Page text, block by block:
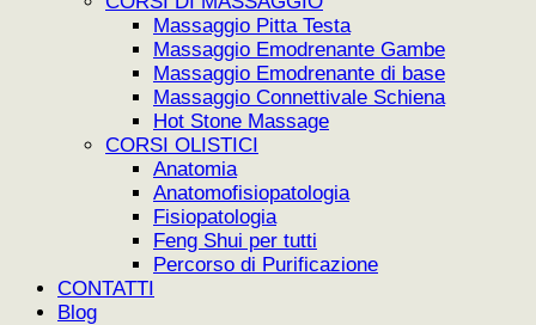
Massaggio Pitta Testa
Massaggio Emodrenante Gambe
Massaggio Emodrenante di base
Massaggio Connettivale Schiena
Hot Stone Massage
CORSI OLISTICI
Anatomia
Anatomofisiopatologia
Fisiopatologia
Feng Shui per tutti
Percorso di Purificazione
CONTATTI
Blog